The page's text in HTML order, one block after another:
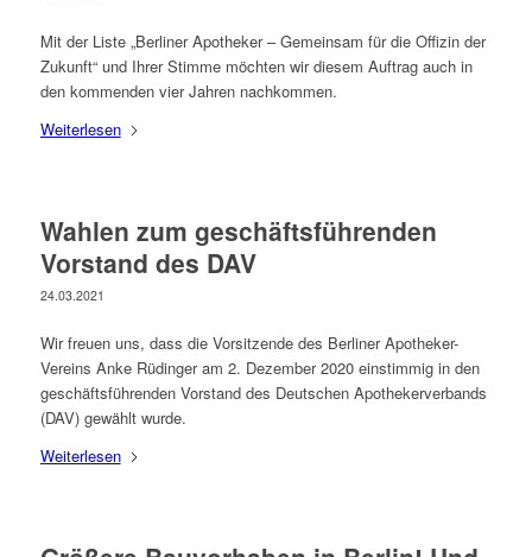
Mit der Liste „Berliner Apotheker – Gemeinsam für die Offizin der
Zukunft“ und Ihrer Stimme möchten wir diesem Auftrag auch in
den kommenden vier Jahren nachkommen.
Weiterlesen
Wahlen zum geschäftsführenden
Vorstand des DAV
24.03.2021
Wir freuen uns, dass die Vorsitzende des Berliner Apotheker-
Vereins Anke Rüdinger am 2. Dezember 2020 einstimmig in den
geschäftsführenden Vorstand des Deutschen Apothekerverbands
(DAV) gewählt wurde.
Weiterlesen